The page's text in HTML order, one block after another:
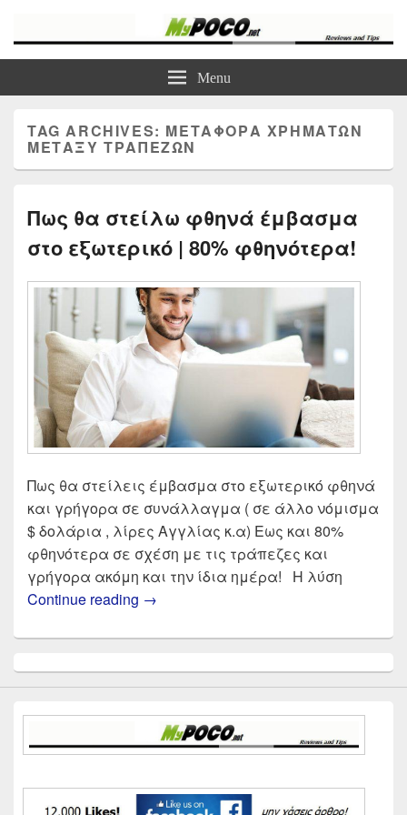
Τα καλύτερα Reviews , Συγκρίσεις , VPN , Webhosting
Menu
TAG ARCHIVES: ΜΕΤΑΦΟΡΆ ΧΡΗΜΆΤΩΝ
ΜΕΤΑΞΎ ΤΡΑΠΕΖΏΝ
Πως θα στείλω φθηνά έμβασμα
στο εξωτερικό | 80% φθηνότερα!
Πως θα στείλεις έμβασμα στο εξωτερικό φθηνά
και γρήγορα σε συνάλλαγμα ( σε άλλο νόμισμα
$ δολάρια , λίρες Αγγλίας κ.α) Εως και 80%
φθηνότερα σε σχέση με τις τράπεζες και
γρήγορα ακόμη και την ίδια ημέρα! Η λύση
Continue reading Πως θα στείλω φθηνά έμβασμα στο
→
Sidebar
Widget